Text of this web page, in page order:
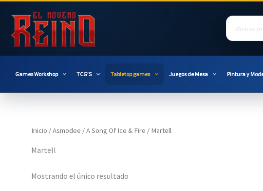
contenido
Products
search
Games Workshop TCG’S Tabletop games Juegos de Mesa Pintura y
Inicio /Asmodee /A Song Of Ice & Fire / Martell
Martell
Mostrando el único resultado